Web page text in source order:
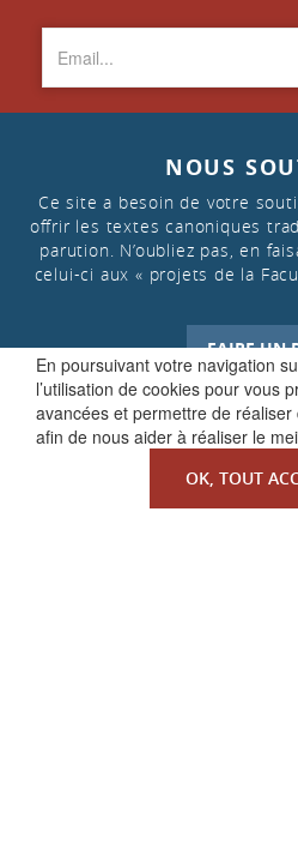
En poursuivant votre navigation
l’utilisation de cookies pour vous
avancées et permettre de
afin de nous aider à réaliser le
OK, TOUT
NOUS
Ce site a besoin de votre
offrir les textes canoniques
parution. N’oubliez pas, en
celui-ci aux « projets de la
FAIRE UN